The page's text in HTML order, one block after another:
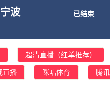
宁波 已结束
超清直播（红单推荐）
直播 咪咕体育
腾